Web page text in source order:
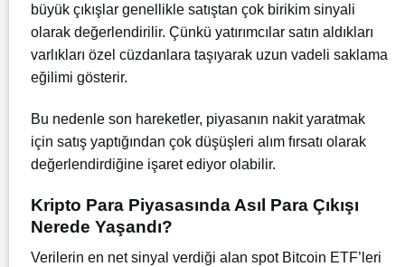
büyük çıkışlar genellikle satıştan çok birikim sinyali
olarak değerlendirilir. Çünkü yatırımcılar satın aldıkları
varlıkları özel cüzdanlara taşıyarak uzun vadeli saklama
eğilimi gösterir.
Bu nedenle son hareketler, piyasanın nakit yaratmak
için satış yaptığından çok düşüşleri alım fırsatı olarak
değerlendirdiğine işaret ediyor olabilir.
Kripto Para Piyasasında Asıl Para Çıkışı
Nerede Yaşandı?
Verilerin en net sinyal verdiği alan spot Bitcoin ETF’leri